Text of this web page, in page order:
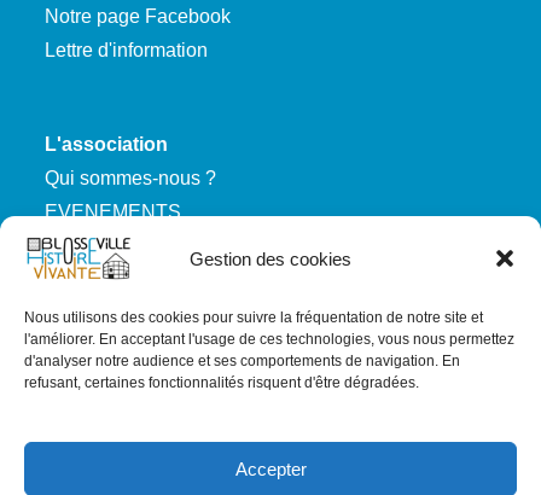
Gestion des cookies
Nous utilisons des cookies pour suivre la fréquentation de notre site et
l'améliorer. En acceptant l'usage de ces technologies, vous nous permettez
d'analyser notre audience et ses comportements de navigation. En
refusant, certaines fonctionnalités risquent d'être dégradées.
Accepter
Notre page Facebook
Lettre d'information
L'association
Qui sommes-nous ?
EVENEMENTS
Nous rejoindre
RGPD
Mentions légales
Carte du site